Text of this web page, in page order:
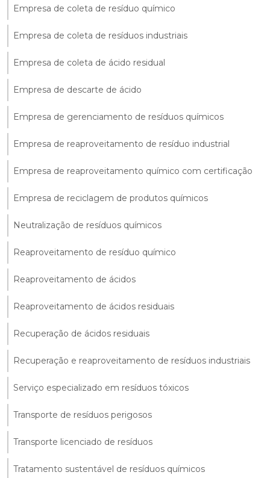
Empresa de coleta de resíduo químico
Empresa de coleta de resíduos industriais
Empresa de coleta de ácido residual
Empresa de descarte de ácido
Empresa de gerenciamento de resíduos químicos
Empresa de reaproveitamento de resíduo industrial
Empresa de reaproveitamento químico com certificação
Empresa de reciclagem de produtos químicos
Neutralização de resíduos químicos
Reaproveitamento de resíduo químico
Reaproveitamento de ácidos
Reaproveitamento de ácidos residuais
Recuperação de ácidos residuais
Recuperação e reaproveitamento de resíduos industriais
Serviço especializado em resíduos tóxicos
Transporte de resíduos perigosos
Transporte licenciado de resíduos
Tratamento sustentável de resíduos químicos